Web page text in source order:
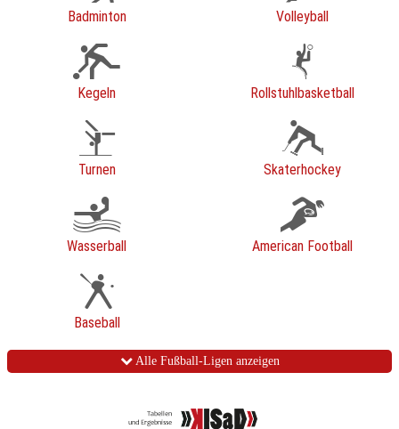
Badminton Volleyball
Kegeln Rollstuhlbasketball
Turnen Skaterhockey
Wasserball American Football
Baseball
Alle Fußball-Ligen anzeigen